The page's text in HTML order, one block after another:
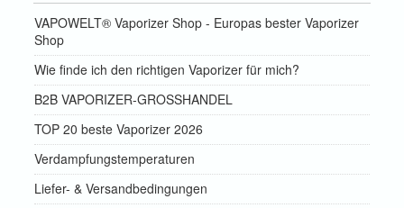
VAPOWELT® Vaporizer Shop - Europas bester Vaporizer
Shop
Wie finde ich den richtigen Vaporizer für mich?
B2B VAPORIZER-GROSSHANDEL
TOP 20 beste Vaporizer 2026
Verdampfungstemperaturen
Liefer- & Versandbedingungen